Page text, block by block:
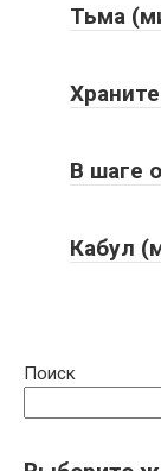
Тьма
В шаге
Кабул
Поиск